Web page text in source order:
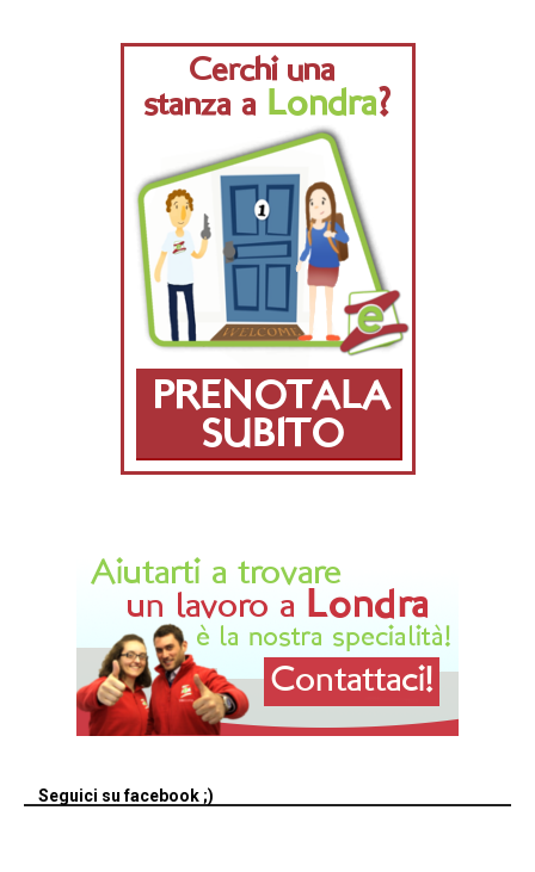
Seguici su facebook ;)